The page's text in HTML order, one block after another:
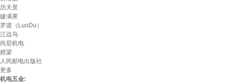
历天景
婕满果
罗渡（LuoDu）
江边鸟
尚层机电
婠梁
人民邮电出版社
更多
机电五金: